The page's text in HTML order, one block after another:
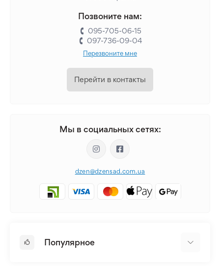
Позвоните нам:
095-705-06-15
097-736-09-04
Перезвоните мне
Перейти в контакты
Мы в социальных сетях:
dzen@dzensad.com.ua
Популярное